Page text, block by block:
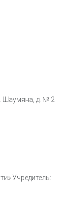
Шаумяна, д. № 2
Учредитель: